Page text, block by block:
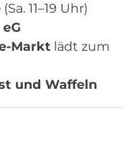
(Sa. 11–19 Uhr)
Markt lädt zum
und Waffeln